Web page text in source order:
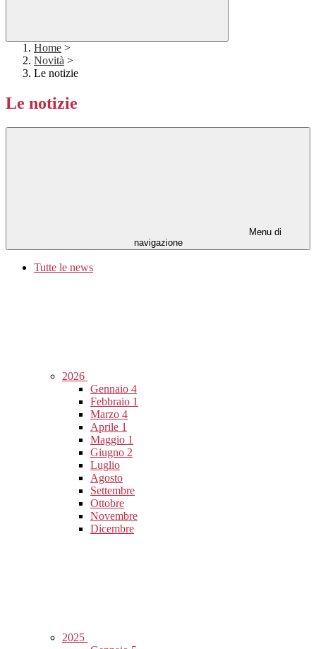
Home >
Novità >
Le notizie
Le notizie
Menu di
navigazione
Tutte le news
2026
Gennaio 4
Febbraio 1
Marzo 4
Aprile 1
Maggio 1
Giugno 2
Luglio
Agosto
Settembre
Ottobre
Novembre
Dicembre
2025